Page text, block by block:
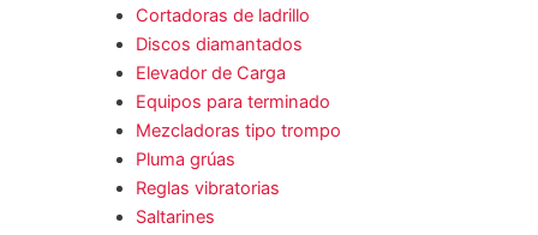
Cortadoras de ladrillo
Discos diamantados
Elevador de Carga
Equipos para terminado
Mezcladoras tipo trompo
Pluma grúas
Reglas vibratorias
Saltarines